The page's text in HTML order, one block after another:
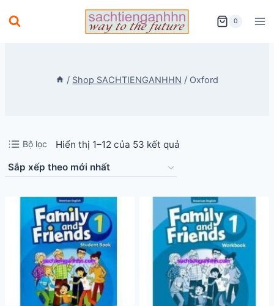
to
0
/ Shop SACHTIENGANHHN / Oxford
Bộ lọc Hiển thị 1–12 của 53 kết quảĐã
theo
mới
nhất